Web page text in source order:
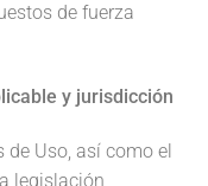
de fuerza
y jurisdicción
de Uso, así como el
legislación